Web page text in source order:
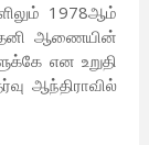
1978ஆம்
தனி ஆணையின்
என உறுதி
ஆந்திராவில்